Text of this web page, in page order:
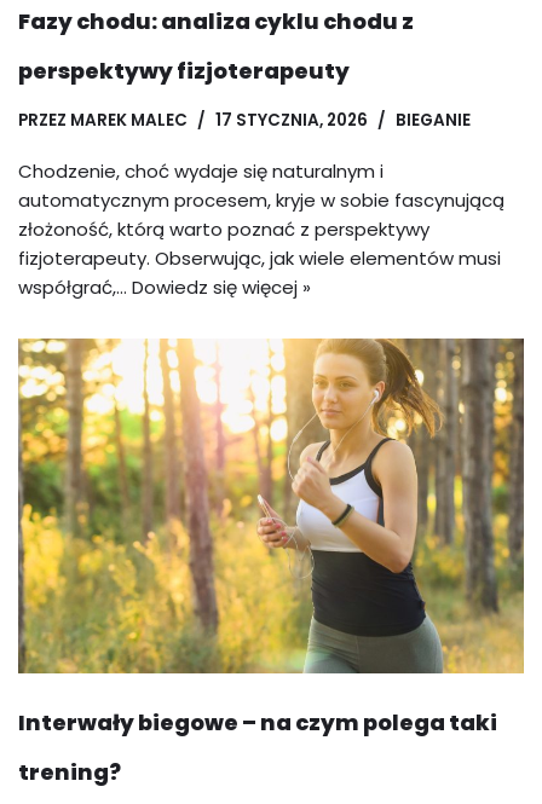
Fazy chodu: analiza cyklu chodu z
perspektywy fizjoterapeuty
PRZEZ MAREK MALEC 17 STYCZNIA, 2026 BIEGANIE
Chodzenie, choć wydaje się naturalnym i
automatycznym procesem, kryje w sobie fascynującą
złożoność, którą warto poznać z perspektywy
fizjoterapeuty. Obserwując, jak wiele elementów musi
współgrać,… Dowiedz się więcej »
Interwały biegowe – na czym polega taki
trening?